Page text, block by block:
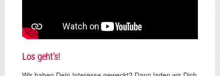
Los geht’s!